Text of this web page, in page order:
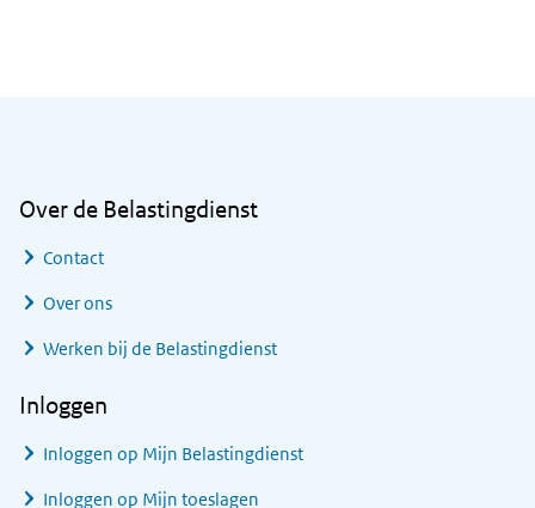
Over de Belastingdienst
Contact
Over ons
Werken bij de Belastingdienst
Inloggen
Inloggen op Mijn Belastingdienst
Inloggen op Mijn toeslagen